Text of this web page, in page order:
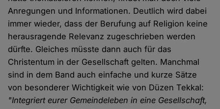
Anregungen und Informationen. Deutlich wird dabei
immer wieder, dass der Berufung auf Religion keine
herausragende Relevanz zugeschrieben werden
dürfte. Gleiches müsste dann auch für das
Christentum in der Gesellschaft gelten. Manchmal
sind in dem Band auch einfache und kurze Sätze
von besonderer Wichtigkeit wie von Düzen Tekkal:
"Integriert eurer Gemeindeleben in eine Gesellschaft,